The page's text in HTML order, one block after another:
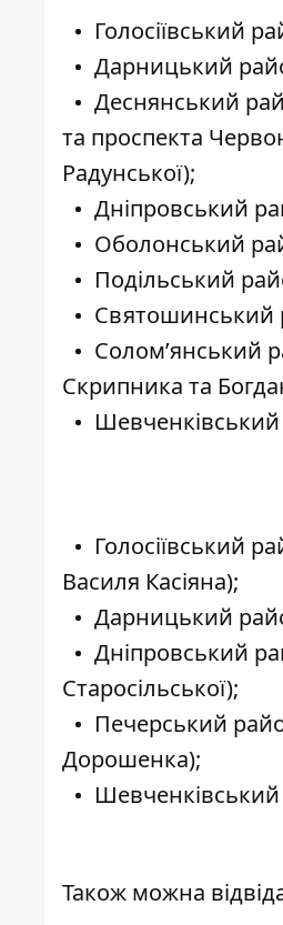
Голосіївський
Дарницький
Деснянський
та проспекта
Радунської);
Дніпровський
Оболонський
Подільський
Святошинський
Солом’янський
Скрипника та
Голосіївський
Василя Касіяна);
Дарницький
Дніпровський
Старосільської);
Печерський
Дорошенка);
Шевченківський
Також можна